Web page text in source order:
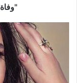
جمهورها
بسبب